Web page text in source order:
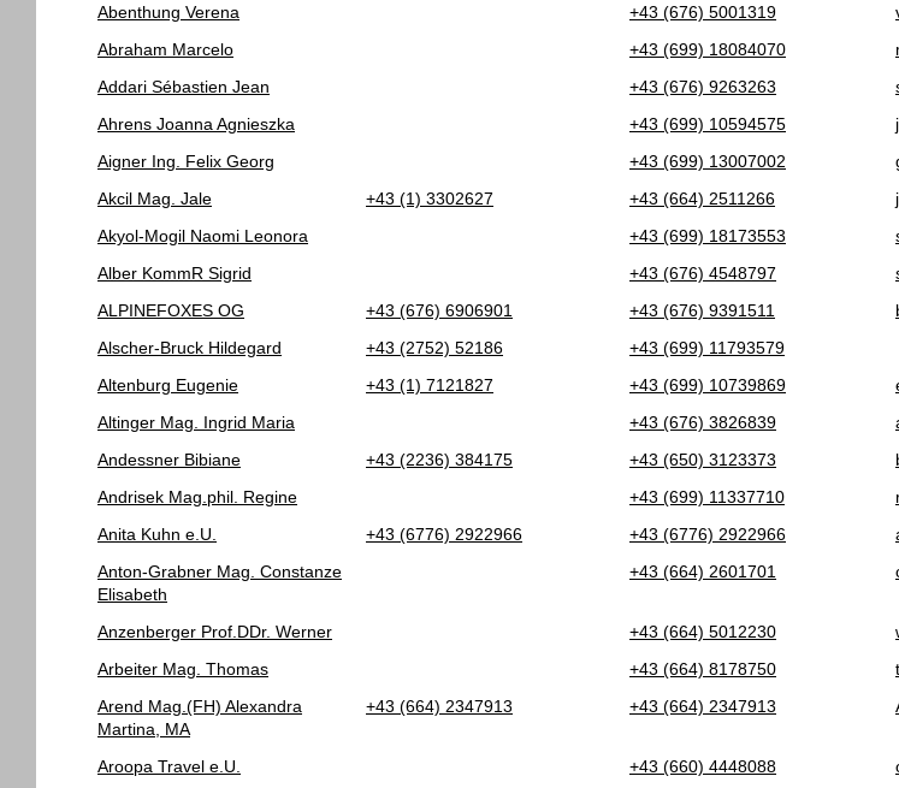
Abenthung Verena
+43 (676) 5001319
Abraham Marcelo
+43 (699) 18084070
Addari Sébastien Jean
+43 (676) 9263263
Ahrens Joanna Agnieszka
+43 (699) 10594575
Aigner Ing. Felix Georg
+43 (699) 13007002
Akcil Mag. Jale
+43 (1) 3302627 +43 (664) 2511266
Akyol-Mogil Naomi Leonora
+43 (699) 18173553
Alber KommR Sigrid
+43 (676) 4548797
ALPINEFOXES OG
+43 (676) 6906901 +43 (676) 9391511
Alscher-Bruck Hildegard
+43 (2752) 52186
+43 (699) 11793579
Altenburg Eugenie
+43 (1) 7121827 +43 (699) 10739869
Altinger Mag. Ingrid Maria
+43 (676) 3826839
Andessner Bibiane
+43 (2236) 384175 +43 (650) 3123373
Andrisek Mag.phil. Regine
+43 (699) 11337710
Anita Kuhn e.U.
+43 (6776) 2922966 +43 (6776) 2922966
Anton-Grabner Mag. Constanze
Elisabeth
+43 (664) 2601701
Anzenberger Prof.DDr. Werner +43 (664) 5012230
Arbeiter Mag. Thomas
+43 (664) 8178750
Arend Mag.(FH) Alexandra
Martina, MA
+43 (664) 2347913 +43 (664) 2347913
Aroopa Travel e.U. +43 (660) 4448088